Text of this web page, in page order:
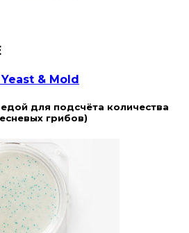
& Mold
для подсчёта количества
грибов)